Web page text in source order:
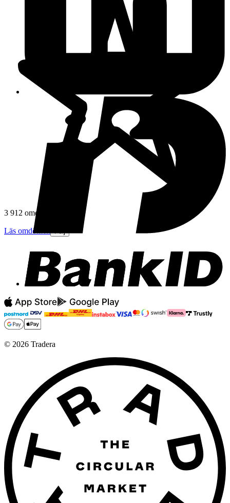
3 912 omdömen
Läs omdömen
© 2026 Tradera